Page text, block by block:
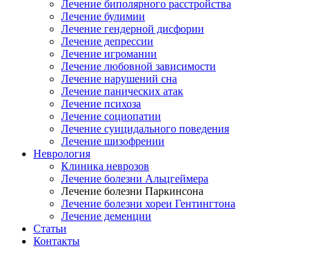
Лечение биполярного расстройства
Лечение булимии
Лечение гендерной дисфории
Лечение депрессии
Лечение игромании
Лечение любовной зависимости
Лечение нарушений сна
Лечение панических атак
Лечение психоза
Лечение социопатии
Лечение суицидального поведения
Лечение шизофрении
Неврология
Клиника неврозов
Лечение болезни Альцгеймера
Лечение болезни Паркинсона
Лечение болезни хореи Гентингтона
Лечение деменции
Статьи
Контакты